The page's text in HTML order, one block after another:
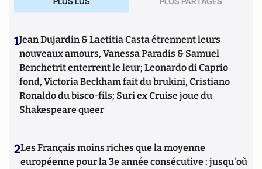
1Jean Dujardin & Laetitia Casta étrennent leurs
nouveaux amours, Vanessa Paradis & Samuel
Benchetrit enterrent le leur; Leonardo di Caprio
fond, Victoria Beckham fait du brukini, Cristiano
Ronaldo du bisco-fils; Suri ex Cruise joue du
Shakespeare queer
2Les Français moins riches que la moyenne
européenne pour la 3e année consécutive : jusqu'où